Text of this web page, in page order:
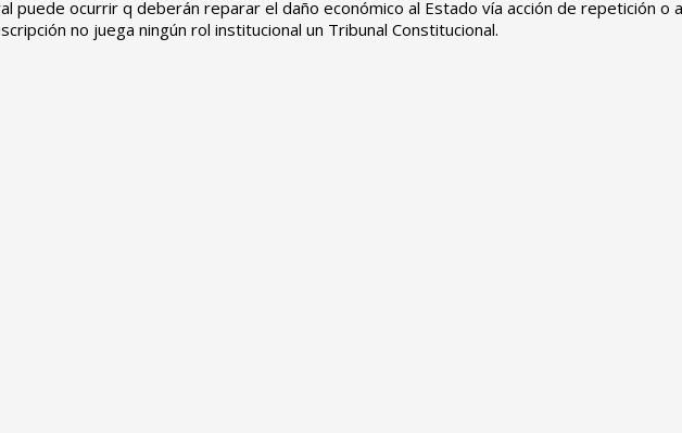
puede ocurrir q deberán reparar el daño económico al Estado vía acción de repetición o
no juega ningún rol institucional un Tribunal Constitucional.